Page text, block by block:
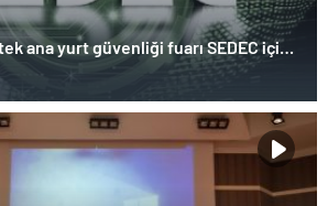
ana yurt güvenliği fuarı SEDEC için